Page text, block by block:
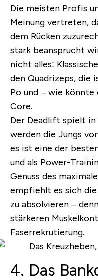
Die meisten Profis
Meinung vertreten,
dem Rücken
stark beansprucht
nicht alles:
den Quadrizeps, die
Po und – wie könnte
Core.
Der Deadlift spielt
werden die Jungs
es ist eine der
und als Power-
Genuss des
empfiehlt es sich die
zu absolvieren –
stärkeren
Faserrekrutierung.
4. Das